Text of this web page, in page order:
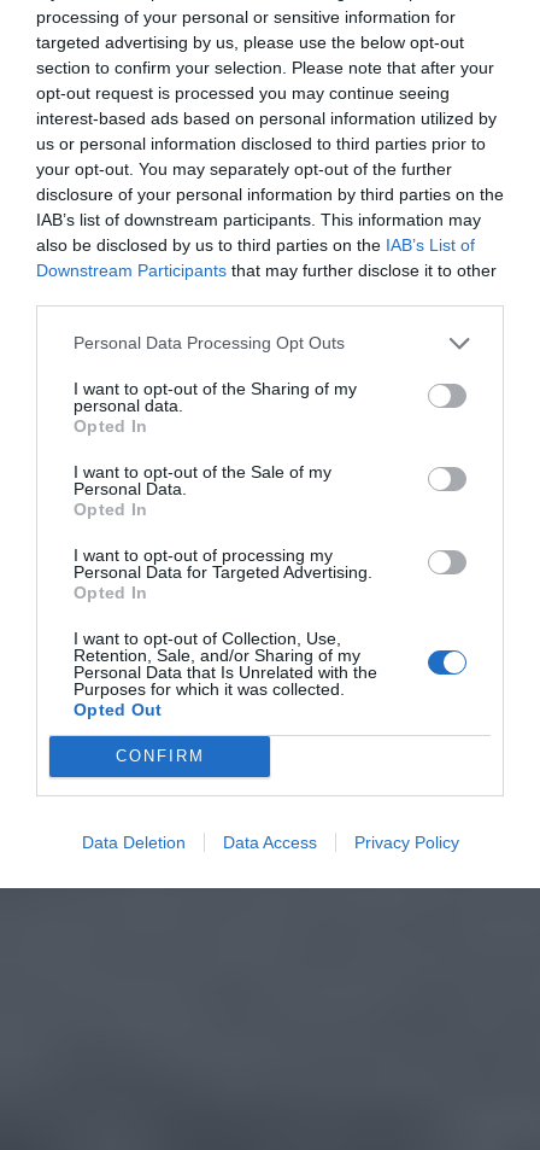
processing of your personal or sensitive information for
targeted advertising by us, please use the below opt-out
section to confirm your selection. Please note that after your
opt-out request is processed you may continue seeing
interest-based ads based on personal information utilized by
us or personal information disclosed to third parties prior to
your opt-out. You may separately opt-out of the further
disclosure of your personal information by third parties on the
IAB’s list of downstream participants. This information may
also be disclosed by us to third parties on the IAB’s List of
Downstream Participants that may further disclose it to other
Personal Data Processing Opt Outs
I want to opt-out of the Sharing of my
personal data.
Opted In
I want to opt-out of the Sale of my
Personal Data.
Opted In
I want to opt-out of processing my
Personal Data for Targeted Advertising.
Opted In
I want to opt-out of Collection, Use,
Retention, Sale, and/or Sharing of my
Personal Data that Is Unrelated with the
Purposes for which it was collected.
Opted Out
CONFIRM
Data Deletion Data Access Privacy Policy